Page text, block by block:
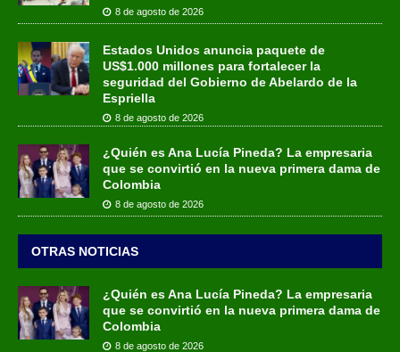
8 de agosto de 2026
Estados Unidos anuncia paquete de
US$1.000 millones para fortalecer la
seguridad del Gobierno de Abelardo de la
Espriella
8 de agosto de 2026
¿Quién es Ana Lucía Pineda? La empresaria
que se convirtió en la nueva primera dama de
Colombia
8 de agosto de 2026
OTRAS NOTICIAS
¿Quién es Ana Lucía Pineda? La empresaria
que se convirtió en la nueva primera dama de
Colombia
8 de agosto de 2026